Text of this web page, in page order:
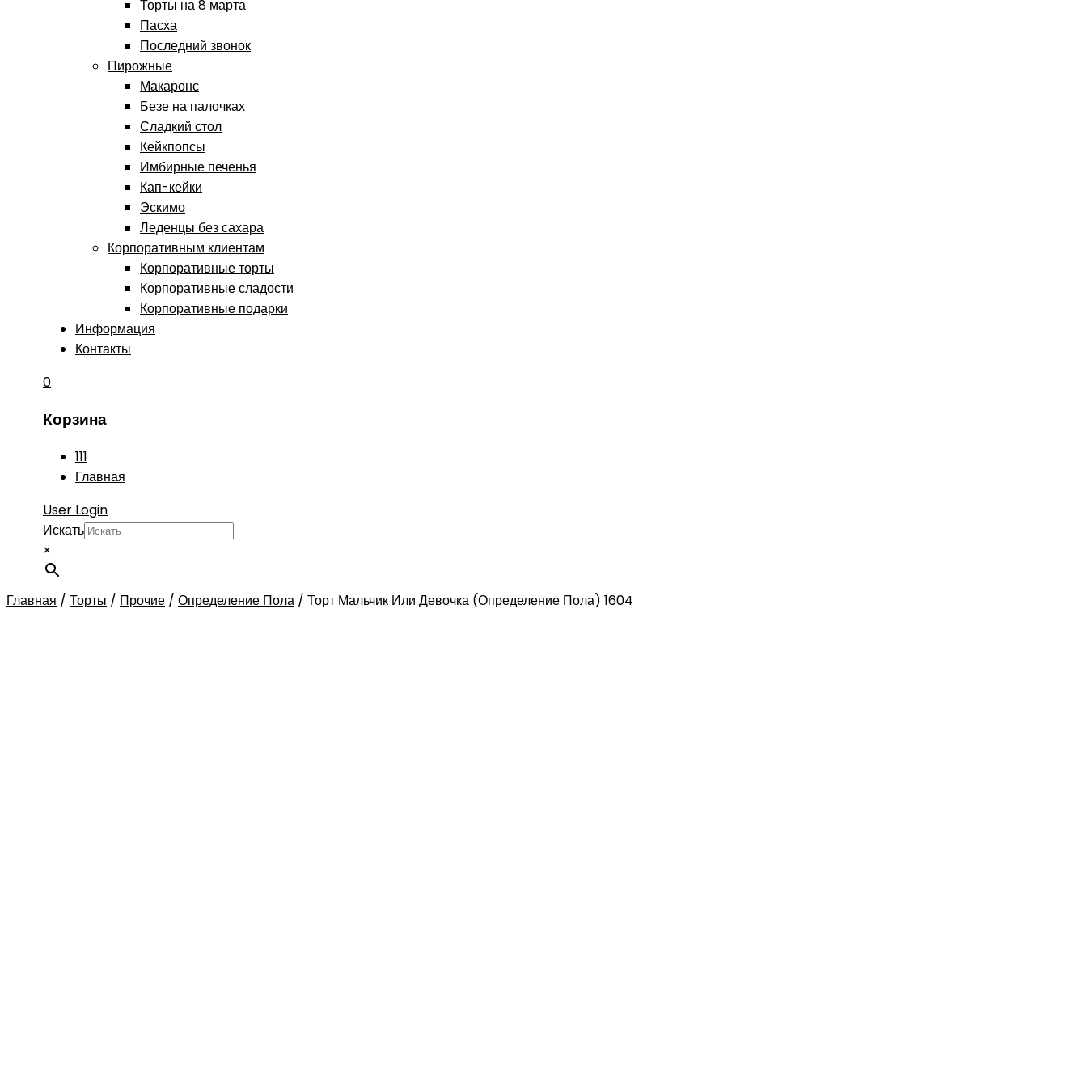
Торты на 8 марта
Пасха
Последний звонок
Пирожные
Макаронс
Безе на палочках
Сладкий стол
Кейкпопсы
Имбирные печенья
Кап-кейки
Эскимо
Леденцы без сахара
Корпоративным клиентам
Корпоративные торты
Корпоративные сладости
Корпоративные подарки
Информация
Контакты
0
Корзина
111
Главная
User Login
Искать
×
Главная / Торты / Прочие / Определение Пола / Торт Мальчик Или Девочка (Определение Пола) 1604